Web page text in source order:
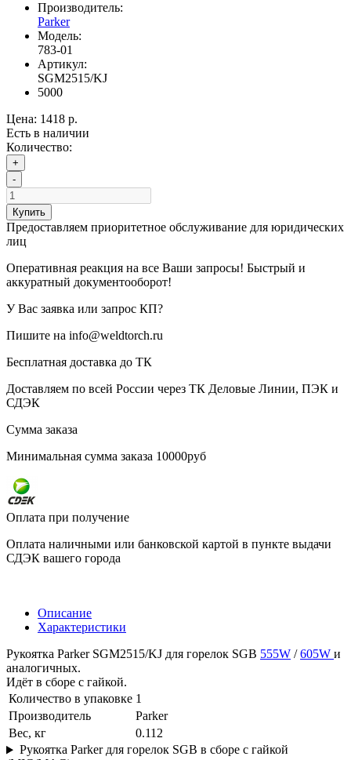
Производитель:
Parker
Модель:
783-01
Артикул:
SGM2515/KJ
5000
Цена: 1418 р.
Есть в наличии
Количество:
+
-
Купить
Предоставляем приоритетное обслуживание для юридических
лиц
Оперативная реакция на все Ваши запросы! Быстрый и
аккуратный документооборот!
У Вас заявка или запрос КП?
Пишите на info@weldtorch.ru
Бесплатная доставка до ТК
Доставляем по всей России через ТК Деловые Линии, ПЭК и
СДЭК
Сумма заказа
Минимальная сумма заказа 10000руб
Оплата при получение
Оплата наличными или банковской картой в пункте выдачи
СДЭК вашего города
Описание
Характеристики
Рукоятка Parker SGM2515/KJ для горелок SGB 555W /605W и
аналогичных.
Идёт в сборе с гайкой.
Количество в упаковке 1
Производитель
Parker
Вес, кг
0.112
Рукоятка Parker для горелок SGB в сборе с гайкой